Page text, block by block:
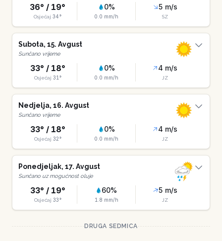
36° / 19°
Osjećaj 34°
0%
0.0 mm/h
5 m/s
SZ
Subota, 15. Avgust
Sunčano vrijeme
33° / 18°
Osjećaj 31 °
0%
0.0 mm/h
4 m/s
JZ
Nedjelja, 16. Avgust
Sunčano vrijeme
33° / 18°
Osjećaj 32°
0%
0.0 mm/h
4 m/s
JZ
Ponedjeljak, 17. Avgust
Sunčano uz mogućnost oluje
33° / 19°
Osjećaj 33°
60%
1.8 mm/h
5 m/s
JZ
DRUGA SEDMICA